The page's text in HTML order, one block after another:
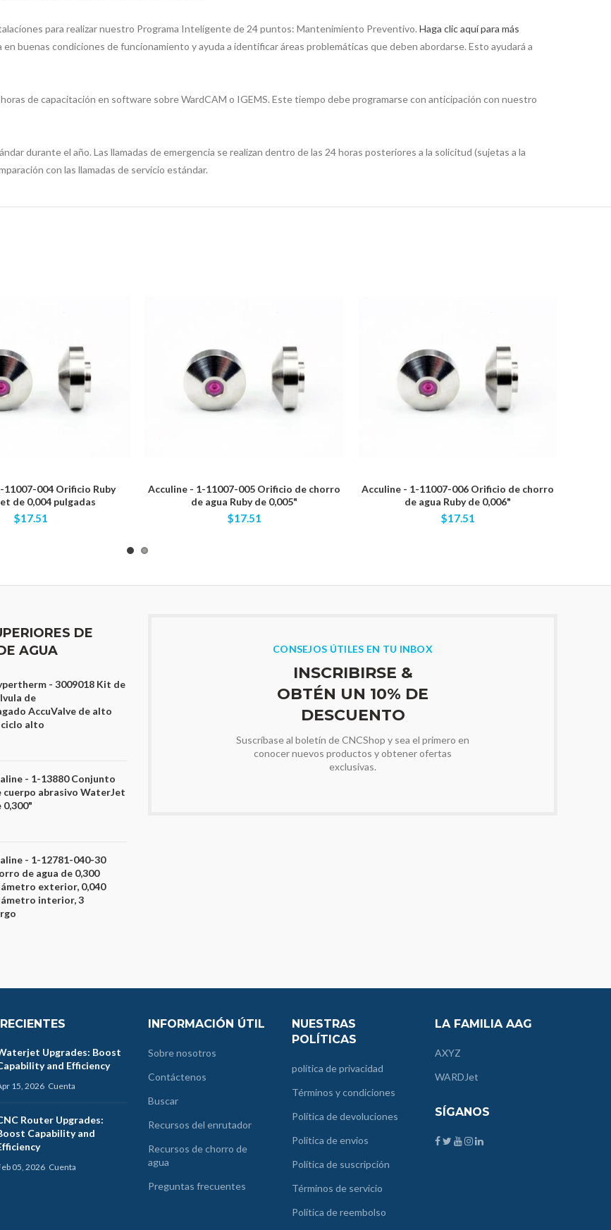
para realizar nuestro Programa Inteligente de 24 puntos: Mantenimiento Preventivo. Haga clic aquí para más
buenas condiciones de funcionamiento y ayuda a identificar áreas problemáticas que deben abordarse. Esto ayudará a
de capacitación en software sobre WardCAM o IGEMS. Este tiempo debe programarse con anticipación con nuestro
durante el año. Las llamadas de emergencia se realizan dentro de las 24 horas posteriores a la solicitud (sujetas a la
con las llamadas de servicio estándar.
11007-004 Orificio Ruby
de 0,004 pulgadas
$17.51
Acculine - 1-11007-005 Orificio de chorro
de agua Ruby de 0,005"
$17.51
Acculine - 1-11007-006 Orificio de chorro
de agua Ruby de 0,006"
$17.51
DE
AGUA
- 3009018 Kit de
de
AccuValve de alto
alto
- 1-13880 Conjunto
cuerpo abrasivo WaterJet
0,300"
- 1-12781-040-30
de agua de 0,300
exterior, 0,040
interior, 3
CONSEJOS ÚTILES EN TU INBOX
INSCRIBIRSE &
OBTÉN UN 10% DE
DESCUENTO
Suscríbase al boletín de CNCShop y sea el primero en
conocer nuevos productos y obtener ofertas
exclusivas.
Upgrades: Boost
and Efficiency
15, 2026 Cuenta
Router Upgrades:
Capability and
05, 2026 Cuenta
INFORMACIÓN ÚTIL
Sobre nosotros
Contáctenos
Buscar
Recursos del enrutador
Recursos de chorro de
agua
Preguntas frecuentes
NUESTRAS
POLÍTICAS
política de privacidad
Términos y condiciones
Política de devoluciones
Politica de envios
Política de suscripción
Términos de servicio
Politica de reembolso
LA FAMILIA AAG
AXYZ
WARDJet
SÍGANOS